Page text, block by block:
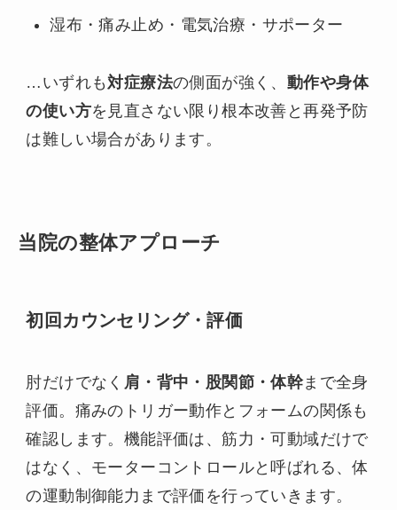
湿布・痛み止め・電気治療・サポーター
…いずれも対症療法の側面が強く、 動作や身体
の使い方を見直さない限り根本改善と再発予防
は難しい場合があります。
当院の整体アプローチ
初回カウンセリング・評価
肘だけでなく 肩・背中・股関節・体幹まで全身
評価。痛みのトリガー動作とフォームの関係も
確認します。機能評価は、筋力・可動域だけで
はなく、モーターコントロールと呼ばれる、体
の運動制御能力まで評価を行っていきます。